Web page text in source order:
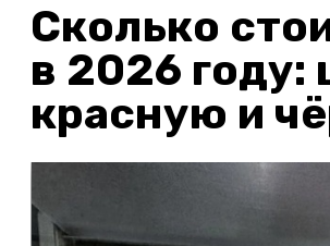
Сколько
в 2026
красную и